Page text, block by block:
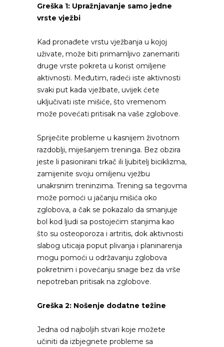
Greška 1: Upražnjavanje samo jedne
vrste vježbi
Kad pronađete vrstu vježbanja u kojoj
uživate, može biti primamljivo zanemariti
druge vrste pokreta u korist omiljene
aktivnosti. Međutim, radeći iste aktivnosti
svaki put kada vježbate, uvijek ćete
uključivati iste mišiće, što vremenom
može povećati pritisak na vaše zglobove.
Spriječite probleme u kasnijem životnom
razdoblji, miješanjem treninga. Bez obzira
jeste li pasionirani trkač ili ljubitelj biciklizma,
zamijenite svoju omiljenu vježbu
unakrsnim treninzima. Trening sa tegovma
može pomoći u jačanju mišića oko
zglobova, a čak se pokazalo da smanjuje
bol kod ljudi sa postojećim stanjima kao
što su osteoporoza i artritis, dok aktivnosti
slabog uticaja poput plivanja i planinarenja
mogu pomoći u održavanju zglobova
pokretnim i povećanju snage bez da vrše
nepotreban pritisak na zglobove.
Greška 2: Nošenje dodatne težine
Jedna od najboljih stvari koje možete
učiniti da izbjegnete probleme sa